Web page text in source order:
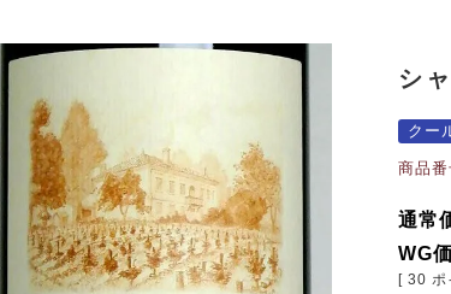
シ
クー
商品
通常
WG
[ 30